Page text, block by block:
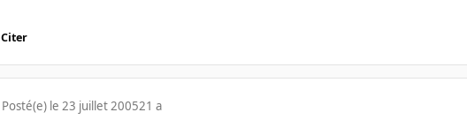
Citer
Posté(e) le 23 juillet 200521 a